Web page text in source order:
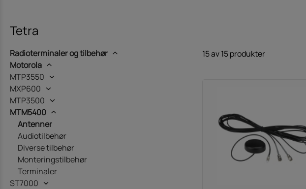
Tetra
Radioterminaler og tilbehør
Motorola
MTP3550
MXP600
MTP3500
MTM5400
Antenner
Audiotilbehør
Diverse tilbehør
Monteringstilbehør
Terminaler
ST7000
15 av 15 produkter